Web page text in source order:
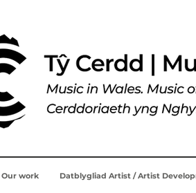
work Datblygliad Artist / Artist